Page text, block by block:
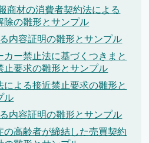
商材の消費者契約法による
除の雛形とサンプル
内容証明の雛形とサンプル
カー禁止法に基づくつきまと
止要求の雛形とサンプル
による接近禁止要求の雛形と
ル
内容証明の雛形とサンプル
の高齢者が締結した売買契約